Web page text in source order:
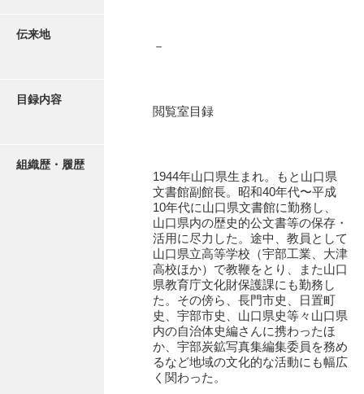
荒瀬家文書（防府市）
阿武家文書（山口市）
阿武家文書（美祢市）
阿武家文書(美祢市２)
阿武孝太郎文書
飯田家文書（福岡県）
伝来地
－
目録内容
閲覧室目録
組織歴・履歴
1944年山口県生まれ。もと山口県
文書館副館長。昭和40年代〜平成
10年代に山口県文書館に勤務し、
山口県内の歴史的公文書等の保存・
活用に尽力した。途中、教員として
山口県立高等学校（宇部工業、大津
高校ほか）で教鞭をとり、また山口
県教育庁文化財保護課にも勤務し
た。その傍ら、長門市史、日置町
史、宇部市史、山口県史等々山口県
内の自治体史編さんに携わったほ
か、宇部炭鉱写真集編集委員を務め
るなど地域の文化的な活動にも幅広
く関わった。